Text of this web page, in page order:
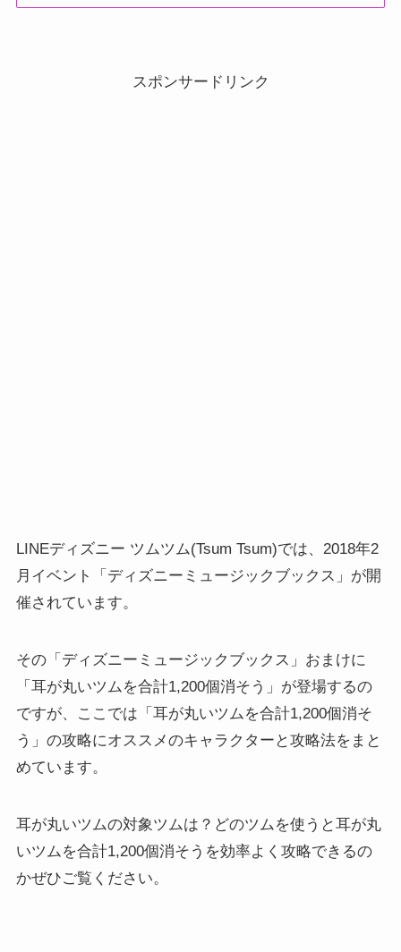
スポンサードリンク
LINEディズニー ツムツム(Tsum Tsum)では、2018年2
月イベント「ディズニーミュージックブックス」が開
催されています。
その「ディズニーミュージックブックス」おまけに
「耳が丸いツムを合計1,200個消そう」が登場するの
ですが、ここでは「耳が丸いツムを合計1,200個消そ
う」の攻略にオススメのキャラクターと攻略法をまと
めています。
耳が丸いツムの対象ツムは？どのツムを使うと耳が丸
いツムを合計1,200個消そうを効率よく攻略できるの
かぜひご覧ください。